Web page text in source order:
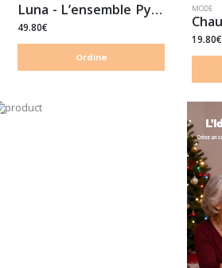
Luna - L’ensemble Pyjama cocooning
49.80€
Ordine
MODE
19.80€